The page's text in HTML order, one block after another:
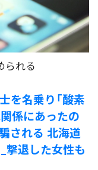
られる
を名乗り「酸素
係にあったの
される 北海道
撃退した女性も